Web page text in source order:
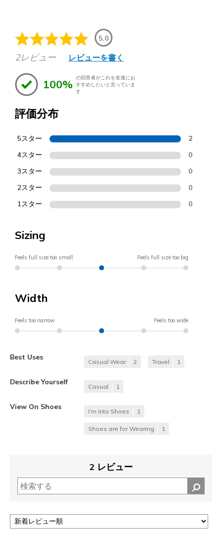
5.0
2レビュー レビューを書く
100% の回答者がこれを友達にお
すすめしたいと言っていま
す
評価分布
5スター 2
4スター 0
3スター 0
2スター 0
1スター 0
Sizing
Feels full size too small Feels full size too big
Width
Feels too narrow Feels too wide
Best Uses
Casual Wear 2 Travel 1
Describe Yourself
Casual 1
View On Shoes
I'm Into Shoes 1
Shoes are for Wearing 1
2 レビュー